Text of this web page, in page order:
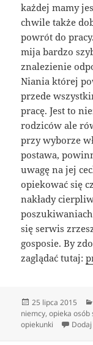
każdej mamy
chwile także
powrót do
mija bardzo
znalezienie
Niania której
przede
pracę. Jest to
rodziców ale
przy wyborze
postawa,
uwagę na jej
opiekować się
nakłady
się serwis
gosposie. By
zaglądać tutaj:
Data
publikacji
25 lipca 2015
niemcy,opieka osób
opiekunki